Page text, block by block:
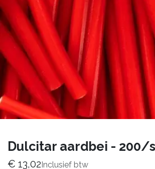
Dulcitar aardbei - 200/
€ 13,02Inclusief btw